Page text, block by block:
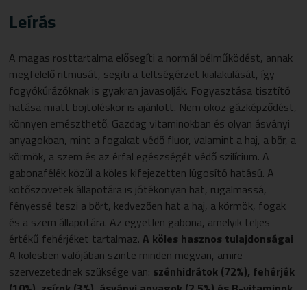
Leírás
A magas rosttartalma elősegíti a normál bélműködést, annak
megfelelő ritmusát, segíti a teltségérzet kialakulását, így
fogyókúrázóknak is gyakran javasolják. Fogyasztása tisztító
hatása miatt böjtöléskor is ajánlott. Nem okoz gázképződést,
könnyen emészthető. Gazdag vitaminokban és olyan ásványi
anyagokban, mint a fogakat védő fluor, valamint a haj, a bőr, a
körmök, a szem és az érfal egészségét védő szilícium. A
gabonafélék közül a köles kifejezetten lúgosító hatású. A
kötőszövetek állapotára is jótékonyan hat, rugalmassá,
fényessé teszi a bőrt, kedvezően hat a haj, a körmök, fogak
és a szem állapotára. Az egyetlen gabona, amelyik teljes
értékű fehérjéket tartalmaz.A köles hasznos tulajdonságai
A kölesben valójában szinte minden megvan, amire
szervezetednek szüksége van: szénhidrátok (72%), fehérjék